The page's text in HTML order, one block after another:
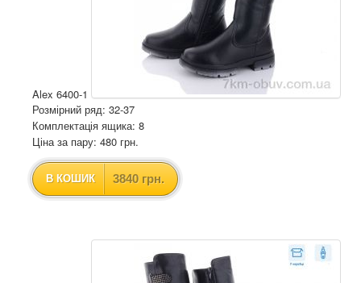
Alex 6400-1
Розмірний ряд: 32-37
Комплектація ящика: 8
Ціна за пару: 480 грн.
В КОШИК 3840 грн.